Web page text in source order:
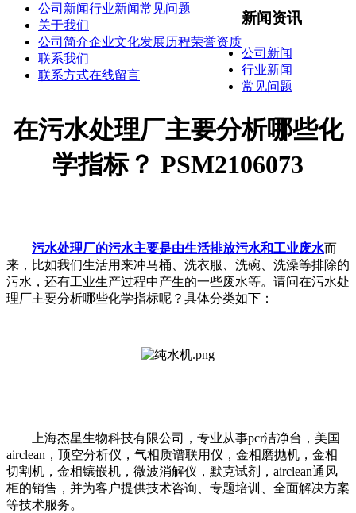
公司新闻行业新闻常见问题
关于我们
公司简介企业文化发展历程荣誉资质
联系我们
联系方式在线留言
新闻资讯
公司新闻
行业新闻
常见问题
在污水处理厂主要分析哪些化
学指标？ PSM2106073
污水处理厂的污水主要是由生活排放污水和工业废水而
来，比如我们生活用来冲马桶、洗衣服、洗碗、洗澡等排除的
污水，还有工业生产过程中产生的一些废水等。请问在污水处
理厂主要分析哪些化学指标呢？具体分类如下：
上海杰星生物科技有限公司，专业从事pcr洁净台，美国
airclean，顶空分析仪，气相质谱联用仪，金相磨抛机，金相
切割机，金相镶嵌机，微波消解仪，默克试剂，airclean通风
柜的销售，并为客户提供技术咨询、专题培训、全面解决方案
等技术服务。